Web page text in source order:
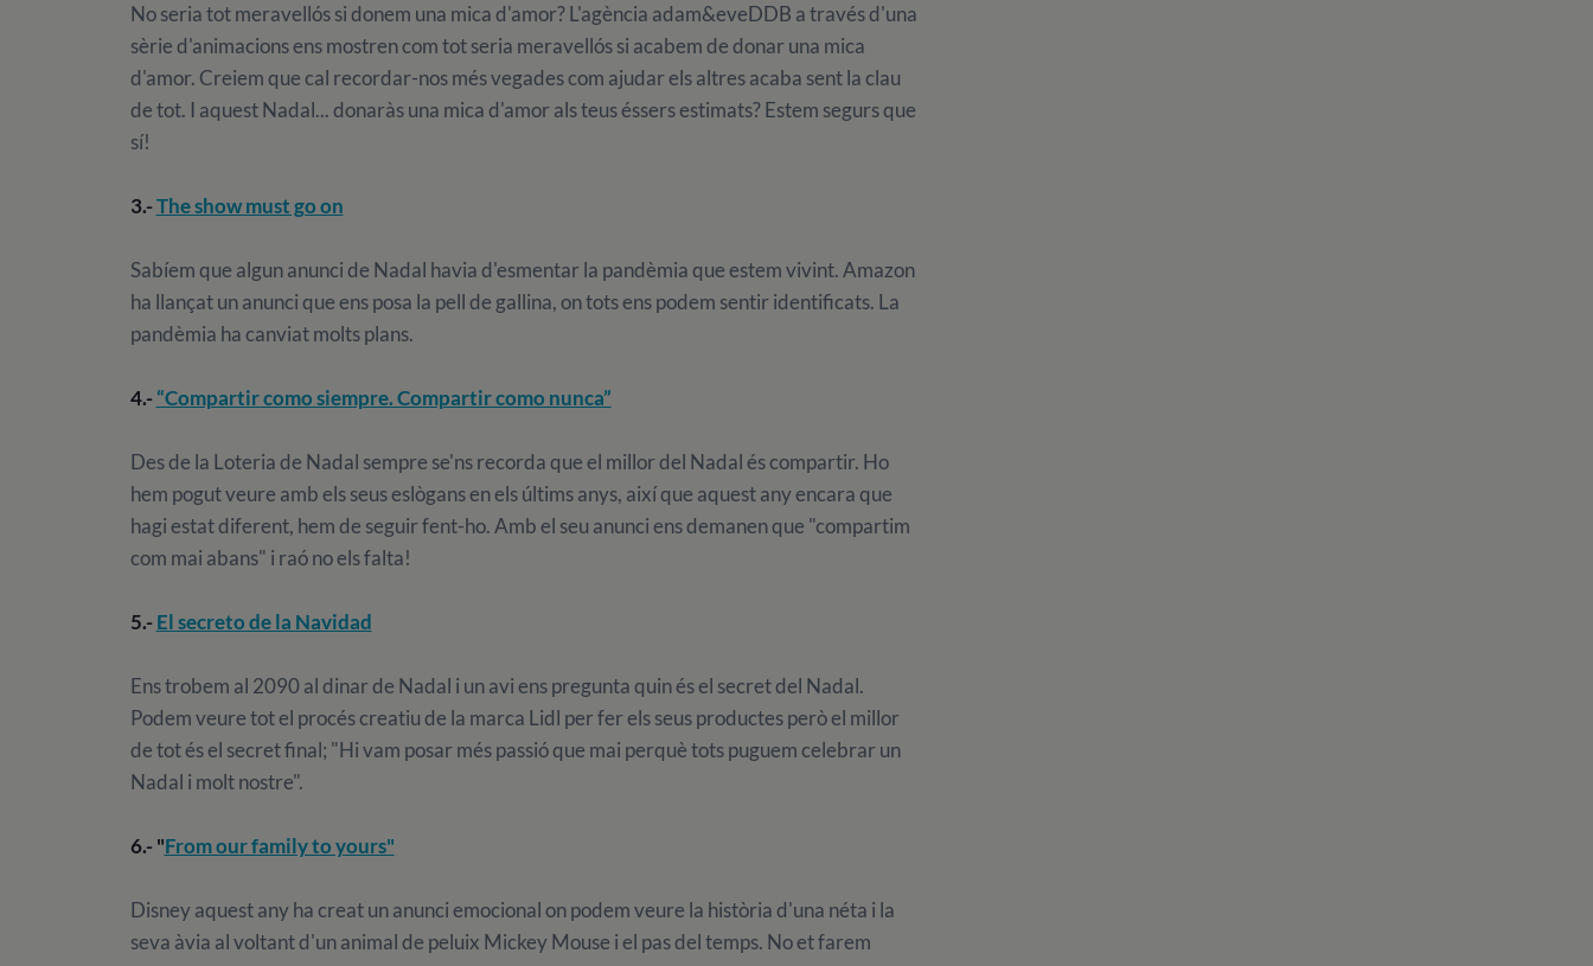
No seria tot meravellós si donem una mica d'amor? L'agència adam&eveDDB a través d'una
sèrie d'animacions ens mostren com tot seria meravellós si acabem de donar una mica
d'amor. Creiem que cal recordar-nos més vegades com ajudar els altres acaba sent la clau
de tot. I aquest Nadal... donaràs una mica d'amor als teus éssers estimats? Estem segurs que
sí!
3.-The show must go on
Sabíem que algun anunci de Nadal havia d'esmentar la pandèmia que estem vivint. Amazon
ha llançat un anunci que ens posa la pell de gallina, on tots ens podem sentir identificats. La
pandèmia ha canviat molts plans.
4.-“Compartir como siempre. Compartir como nunca”
Des de la Loteria de Nadal sempre se'ns recorda que el millor del Nadal és compartir. Ho
hem pogut veure amb els seus eslògans en els últims anys, així que aquest any encara que
hagi estat diferent, hem de seguir fent-ho. Amb el seu anunci ens demanen que "compartim
com mai abans" i raó no els falta!
5.-El secreto de la Navidad
Ens trobem al 2090 al dinar de Nadal i un avi ens pregunta quin és el secret del Nadal.
Podem veure tot el procés creatiu de la marca Lidl per fer els seus productes però el millor
de tot és el secret final; "Hi vam posar més passió que mai perquè tots puguem celebrar un
Nadal i molt nostre".
6.- "From our family to yours"
Disney aquest any ha creat un anunci emocional on podem veure la història d'una néta i la
seva àvia al voltant d'un animal de peluix Mickey Mouse i el pas del temps. No et farem